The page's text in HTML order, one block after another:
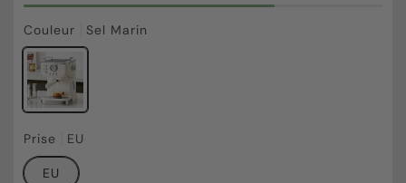
Prix
habituel
156,30 €
Couleur Sel Marin
Prise EU
EU